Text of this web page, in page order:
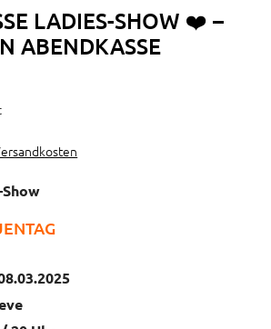
LADIES-SHOW ❤️ – R
ABENDKASSE